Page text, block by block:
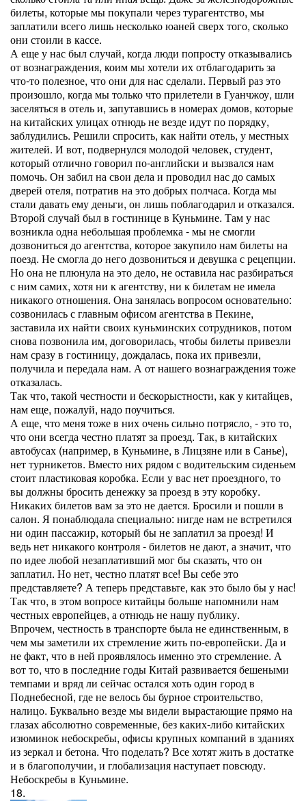
билеты, которые мы покупали через турагентство, мы
заплатили всего лишь несколько юаней сверх того, сколько
они стоили в кассе.
А еще у нас был случай, когда люди попросту отказывались
от вознаграждения, коим мы хотели их отблагодарить за
что-то полезное, что они для нас сделали. Первый раз это
произошло, когда мы только что прилетели в Гуанчжоу, шли
заселяться в отель и, запутавшись в номерах домов, которые
на китайских улицах отнюдь не везде идут по порядку,
заблудились. Решили спросить, как найти отель, у местных
жителей. И вот, подвернулся молодой человек, студент,
который отлично говорил по-английски и вызвался нам
помочь. Он забил на свои дела и проводил нас до самых
дверей отеля, потратив на это добрых полчаса. Когда мы
стали давать ему деньги, он лишь поблагодарил и отказался.
Второй случай был в гостинице в Куньмине. Там у нас
возникла одна небольшая проблемка - мы не смогли
дозвониться до агентства, которое закупило нам билеты на
поезд. Не смогла до него дозвониться и девушка с рецепции.
Но она не плюнула на это дело, не оставила нас разбираться
с ним самих, хотя ни к агентству, ни к билетам не имела
никакого отношения. Она занялась вопросом основательно:
созвонилась с главным офисом агентства в Пекине,
заставила их найти своих куньминских сотрудников, потом
снова позвонила им, договорилась, чтобы билеты привезли
нам сразу в гостиницу, дождалась, пока их привезли,
получила и передала нам. А от нашего вознаграждения тоже
отказалась.
Так что, такой честности и бескорыстности, как у китайцев,
нам еще, пожалуй, надо поучиться.
А еще, что меня тоже в них очень сильно потрясло, - это то,
что они всегда честно платят за проезд. Так, в китайских
автобусах (например, в Куньмине, в Лицзяне или в Санье),
нет турникетов. Вместо них рядом с водительским сиденьем
стоит пластиковая коробка. Если у вас нет проездного, то
вы должны бросить денежку за проезд в эту коробку.
Никаких билетов вам за это не дается. Бросили и пошли в
салон. Я понаблюдала специально: нигде нам не встретился
ни один пассажир, который бы не заплатил за проезд! И
ведь нет никакого контроля - билетов не дают, а значит, что
по идее любой незаплативший мог бы сказать, что он
заплатил. Но нет, честно платят все! Вы себе это
представляете? А теперь представьте, как это было бы у нас!
Так что, в этом вопросе китайцы больше напомнили нам
честных европейцев, а отнюдь не нашу публику.
Впрочем, честность в транспорте была не единственным, в
чем мы заметили их стремление жить по-европейски. Да и
не факт, что в ней проявлялось именно это стремление. А
вот то, что в последние годы Китай развивается бешеными
темпами и вряд ли сейчас остался хоть один город в
Поднебесной, где не велось бы бурное строительство,
налицо. Буквально везде мы видели вырастающие прямо на
глазах абсолютно современные, без каких-либо китайских
изюминок небоскребы, офисы крупных компаний в зданиях
из зеркал и бетона. Что поделать? Все хотят жить в достатке
и в благополучии, и глобализация наступает повсюду.
Небоскребы в Куньмине.
18.